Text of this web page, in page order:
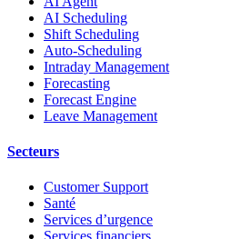
AI Scheduling
Shift Scheduling
Auto-Scheduling
Intraday Management
Forecasting
Forecast Engine
Leave Management
Secteurs
Customer Support
Santé
Services d’urgence